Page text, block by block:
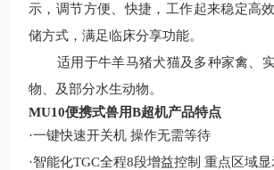
示，调节方便、快捷，工作起来稳定高
储方式，满足临床分享功能。
适用于牛羊马猪犬猫及多种家禽、
物、及部分水生动物。
MU10便携式兽用B超机产品特点
·一键快速开关机 操作无需等待
·智能化TGC全程8段增益控制 重点区域